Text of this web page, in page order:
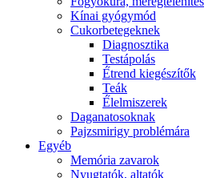
Kínai gyógymód
Cukorbetegeknek
Diagnosztika
Testápolás
É́trend kiegészítők
Teák
É́lelmiszerek
Daganatosoknak
Pajzsmirigy problémára
Egyéb
Memória zavarok
Nyugtatók, altatók